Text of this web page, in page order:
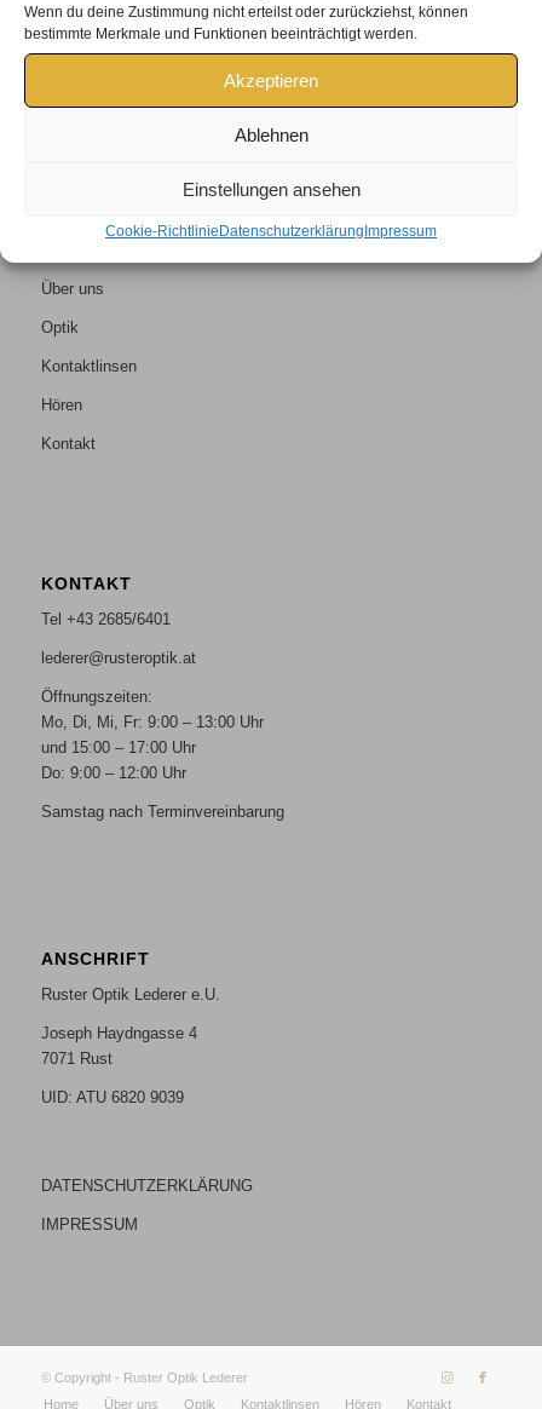
Wenn du deine Zustimmung nicht erteilst oder zurückziehst, können
bestimmte Merkmale und Funktionen beeinträchtigt werden.
Akzeptieren
Ablehnen
Einstellungen ansehen
Cookie-Richtlinie Datenschutzerklärung Impressum
Black
Über uns
Optik
Kontaktlinsen
Hören
Kontakt
KONTAKT
Tel +43 2685/6401
lederer@rusteroptik.at
Öffnungszeiten:
Mo, Di, Mi, Fr: 9:00 – 13:00 Uhr
und 15:00 – 17:00 Uhr
Do: 9:00 – 12:00 Uhr
Samstag nach Terminvereinbarung
ANSCHRIFT
Ruster Optik Lederer e.U.
Joseph Haydngasse 4
7071 Rust
UID: ATU 6820 9039
DATENSCHUTZERKLÄRUNG
IMPRESSUM
© Copyright - Ruster Optik Lederer
Home
Über uns Optik Kontaktlinsen Hören Kontakt